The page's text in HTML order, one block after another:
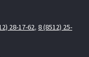
28-17-62, 8 (8512) 25-